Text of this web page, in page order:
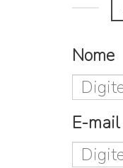
Nome
E-mail